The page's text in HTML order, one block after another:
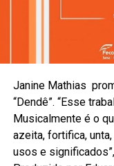
Janine Mathias
“Dendê”. “Esse
Musicalmente é o
azeita, fortifica,
usos e